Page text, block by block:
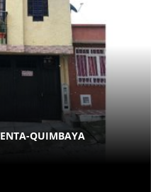
QUIMBAYA